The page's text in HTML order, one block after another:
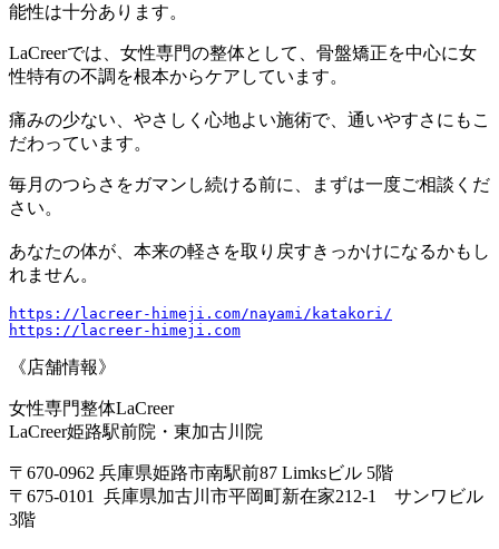
能性は十分あります。
LaCreerでは、女性専門の整体として、骨盤矯正を中心に女
性特有の不調を根本からケアしています。
痛みの少ない、やさしく心地よい施術で、通いやすさにもこ
だわっています。
毎月のつらさをガマンし続ける前に、まずは一度ご相談くだ
さい。
あなたの体が、本来の軽さを取り戻すきっかけになるかもし
れません。
https://lacreer-himeji.com/nayami/katakori/
https://lacreer-himeji.com
《店舗情報》
女性専門整体LaCreer
LaCreer姫路駅前院・東加古川院
〒670-0962 兵庫県姫路市南駅前87 Limksビル 5階
〒675-0101 兵庫県加古川市平岡町新在家212-1 サンワビル
3階